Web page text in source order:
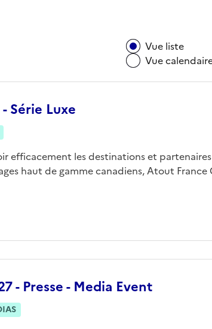
Vue liste
Vue
Série Luxe
efficacement les destinations et
haut de gamme canadiens, Atout France
- Presse - Media Event